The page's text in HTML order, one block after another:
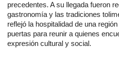
precedentes. A su llegada fueron
gastronomía y las tradiciones
reflejó la hospitalidad de una
puertas para reunir a quienes
expresión cultural y social.